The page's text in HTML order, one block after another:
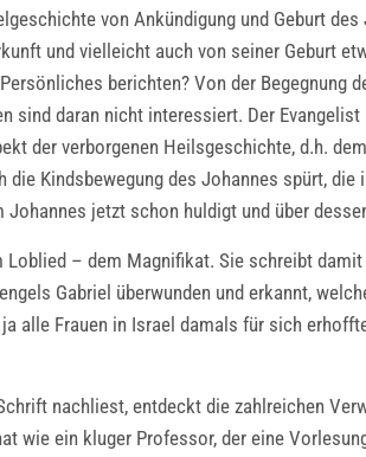
von Ankündigung und Geburt
und vielleicht auch von seiner Geburt
berichten? Von der
sind daran nicht interessiert. Der
der verborgenen Heilsgeschichte, d.h.
die Kindsbewegung des Johannes spürt,
jetzt schon huldigt und über
– dem Magnifikat. Sie schreibt
Gabriel überwunden und erkannt,
alle Frauen in Israel damals für sich
nachliest, entdeckt die zahlreichen
wie ein kluger Professor, der eine